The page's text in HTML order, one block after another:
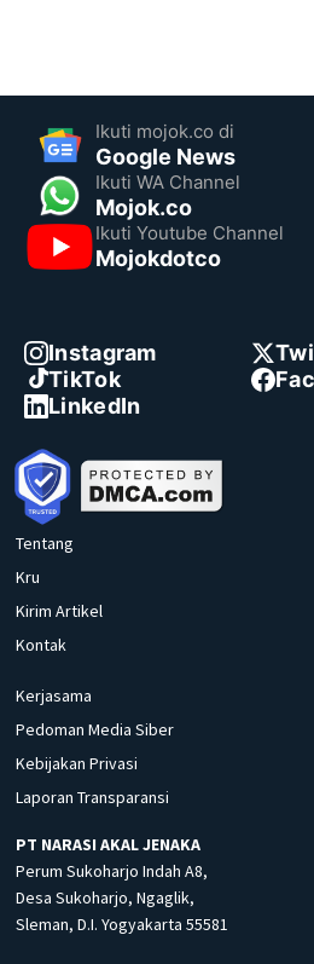
Ikuti mojok.co di
Google News
Ikuti WA Channel
Mojok.co
Ikuti Youtube Channel
Mojokdotco
Instagram
TikTok
LinkedIn
Tentang
Kru
Kirim Artikel
Kontak
Kerjasama
Pedoman Media Siber
Kebijakan Privasi
Laporan Transparansi
PT NARASI AKAL JENAKA
Perum Sukoharjo Indah A8,
Desa Sukoharjo, Ngaglik,
Sleman, D.I. Yogyakarta 55581